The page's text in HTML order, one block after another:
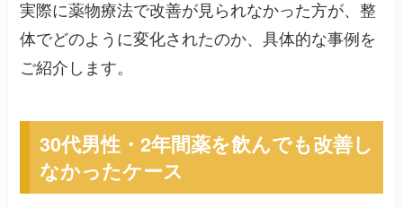
実際に薬物療法で改善が見られなかった方が、整
体でどのように変化されたのか、具体的な事例を
ご紹介します。
30代男性・2年間薬を飲んでも改善し
なかったケース